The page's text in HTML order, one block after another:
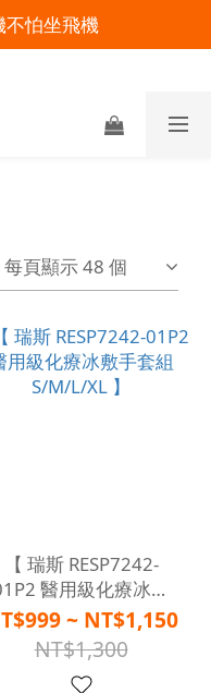
優惠中
不怕坐飛機
優惠中
每頁顯示 48 個
【 瑞斯 RESP7242-
醫用級化療冰敷
手套組 S/M/L/XL 】
~ NT$1,150
NT$1,300